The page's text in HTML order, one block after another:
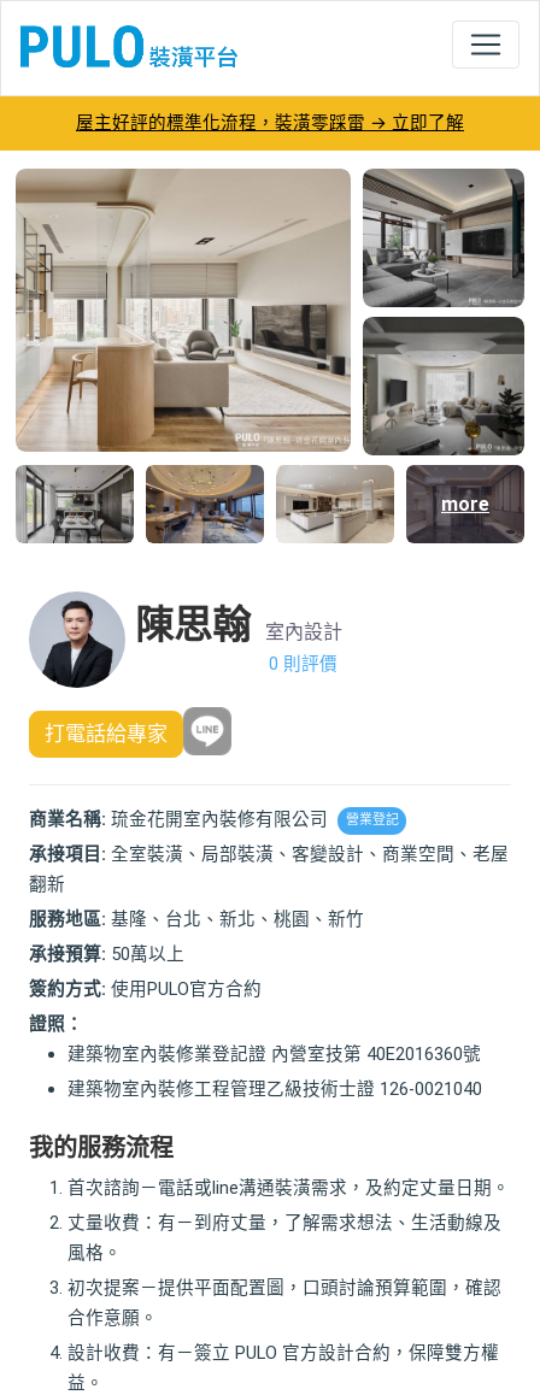
屋主好評的標準化流程，裝潢零踩雷 → 立即了解
陳思翰-琉金花開室內裝修有限公司－
more
陳思翰 室內設計
0 則評價
打電話給專家
商業名稱: 琉金花開室內裝修有限公司 營業登記
承接項目: 全室裝潢、局部裝潢、客變設計、商業空間、老屋
翻新
服務地區: 基隆、台北、新北、桃園、新竹
承接預算: 50萬以上
簽約方式: 使用PULO官方合約
證照：
建築物室內裝修業登記證 內營室技第 40E2016360號
建築物室內裝修工程管理乙級技術士證 126-0021040
我的服務流程
首次諮詢－電話或line溝通裝潢需求，及約定丈量日期。
丈量收費：有－到府丈量，了解需求想法、生活動線及
風格。
初次提案－提供平面配置圖，口頭討論預算範圍，確認
合作意願。
設計收費：有－簽立 PULO 官方設計合約，保障雙方權
益。